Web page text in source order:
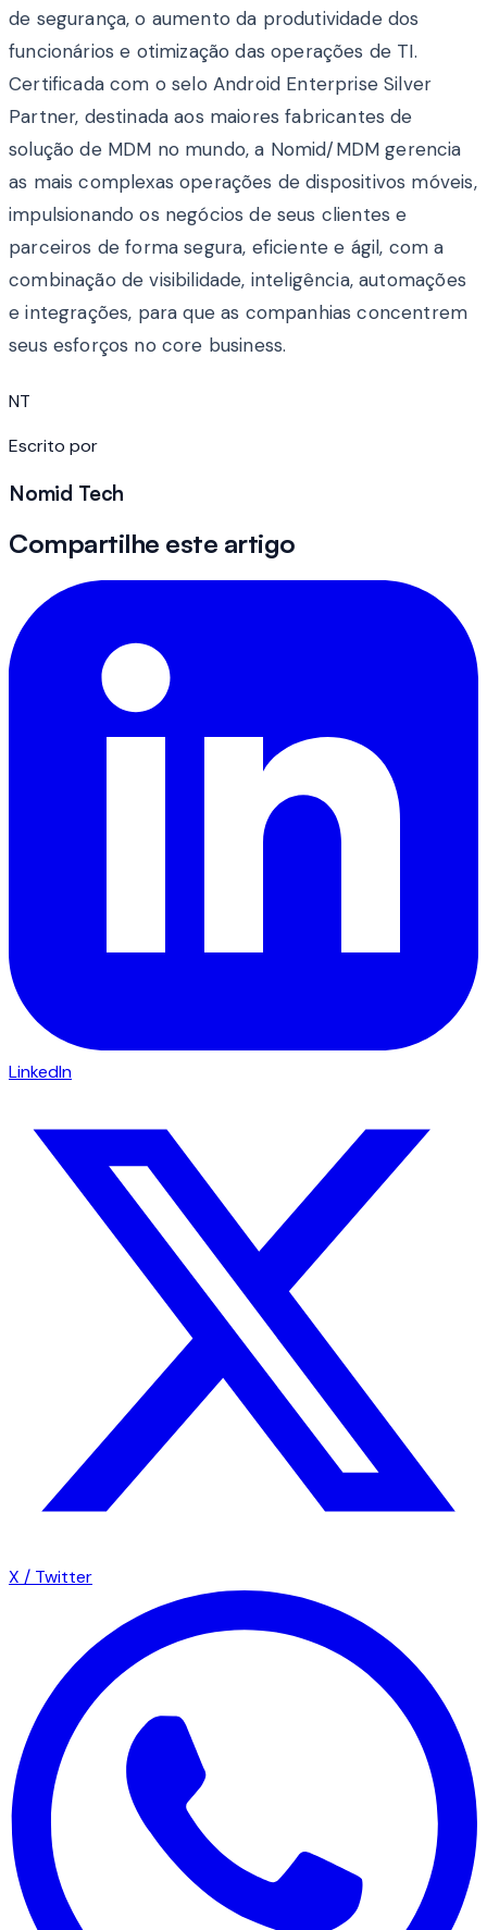
de segurança, o aumento da produtividade dos
funcionários e otimização das operações de TI.
Certificada com o selo Android Enterprise Silver
Partner, destinada aos maiores fabricantes de
solução de MDM no mundo, a Nomid/MDM gerencia
as mais complexas operações de dispositivos móveis,
impulsionando os negócios de seus clientes e
parceiros de forma segura, eficiente e ágil, com a
combinação de visibilidade, inteligência, automações
e integrações, para que as companhias concentrem
seus esforços no core business.
NT
Escrito por
Nomid Tech
Compartilhe este artigo
LinkedIn
X / Twitter